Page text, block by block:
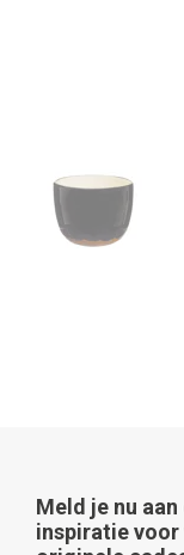
Meld je nu
inspiratie voor